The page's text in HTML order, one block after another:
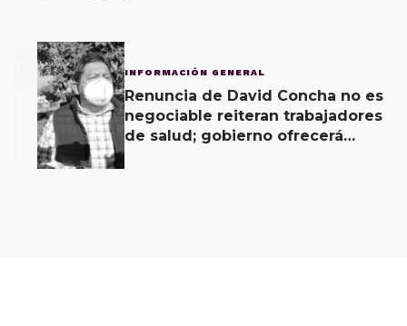
3 INFORMACIÓN GENERAL
Renuncia de David Concha no es
negociable reiteran trabajadores
de salud; gobierno ofrecerá